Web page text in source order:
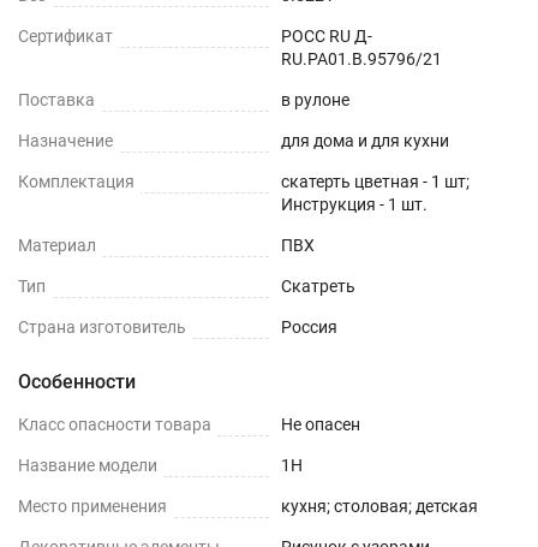
Сертификат
РОСС RU Д-
RU.РА01.В.95796/21
Поставка в рулоне
Назначение для дома и для кухни
Комплектация
скатерть цветная - 1 шт;
Инструкция - 1 шт.
Материал ПВХ
Тип Скатреть
Страна изготовитель Россия
Особенности
Класс опасности товара Не опасен
Название модели 1H
Место применения кухня; столовая; детская